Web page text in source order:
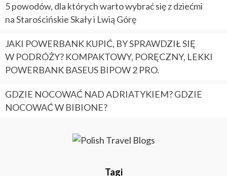
5 powodów, dla których warto wybrać się z dziećmi
na Starościńskie Skały i Lwią Górę
JAKI POWERBANK KUPIĆ, BY SPRAWDZIŁ SIĘ
W PODRÓŻY? KOMPAKTOWY, PORĘCZNY, LEKKI
POWERBANK BASEUS BIPOW 2 PRO.
GDZIE NOCOWAĆ NAD ADRIATYKIEM? GDZIE
NOCOWAĆ W BIBIONE?
Tagi